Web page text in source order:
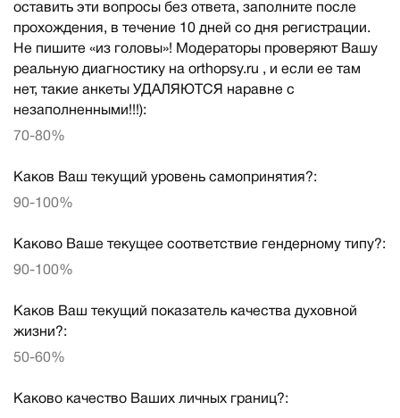
оставить эти вопросы без ответа, заполните после
прохождения, в течение 10 дней со дня регистрации.
Не пишите «из головы»! Модераторы проверяют Вашу
реальную диагностику на orthopsy.ru , и если ее там
нет, такие анкеты УДАЛЯЮТСЯ наравне с
незаполненными!!!):
70-80%
Каков Ваш текущий уровень самопринятия?:
90-100%
Каково Ваше текущее соответствие гендерному типу?:
90-100%
Каков Ваш текущий показатель качества духовной
жизни?:
50-60%
Каково качество Ваших личных границ?: